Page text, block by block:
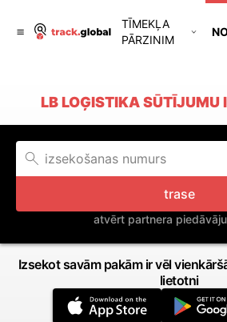
TĪMEKĻA
PĀRZINIM
LB LOĢISTIKA SŪTĪJUMU
trase
atvērt partnera
Izsekot savām pakām ir vēl
lietotni